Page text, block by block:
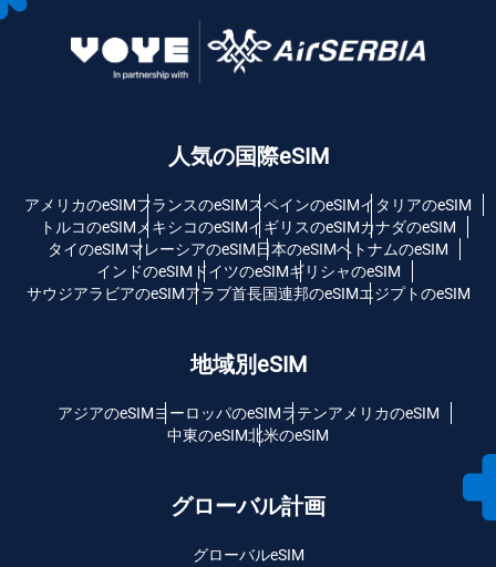
人気の国際eSIM
アメリカのeSIMフランスのeSIMスペインのeSIMイタリアのeSIM
トルコのeSIM メキシコのeSIMイギリスのeSIMカナダのeSIM
タイのeSIMマレーシアのeSIM日本のeSIMベトナムのeSIM
インドのeSIM ドイツのeSIMギリシャのeSIM
サウジアラビアのeSIMアラブ首長国連邦のeSIMエジプトのeSIM
地域別eSIM
アジアのeSIMヨーロッパのeSIMラテンアメリカのeSIM
中東のeSIM北米のeSIM
グローバル計画
グローバルeSIM